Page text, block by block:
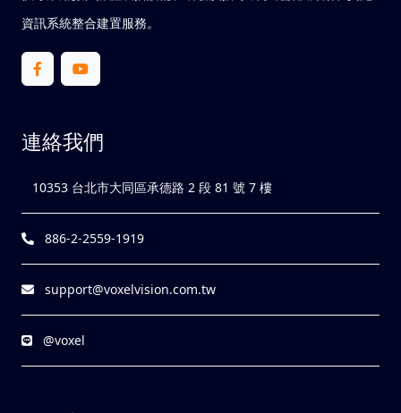
資訊系統整合建置服務。
連絡我們
10353 台北市大同區承德路 2 段 81 號 7 樓
886-2-2559-1919
support@voxelvision.com.tw
@voxel